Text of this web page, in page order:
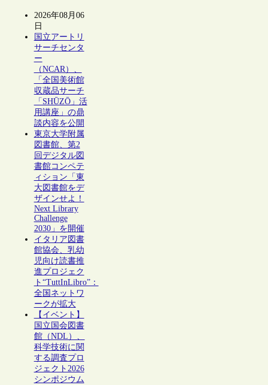
2026年08月06
日
国立アートリ
サーチセンタ
ー
（NCAR）、
「全国美術館
収蔵品サーチ
「SHŪZŌ」活
用講座」の鼎
談内容を公開
東京大学附属
図書館、第2
回デジタル図
書館コンペテ
ィション「東
大図書館をデ
ザインせよ！
Next Library
Challenge
2030」を開催
イタリア図書
館協会、乳幼
児向け読書推
進プロジェク
ト“TuttInLibro”：
全国ネットワ
ークが拡大
【イベント】
国立国会図書
館（NDL）、
科学技術に関
する調査プロ
ジェクト2026
シンポジウム